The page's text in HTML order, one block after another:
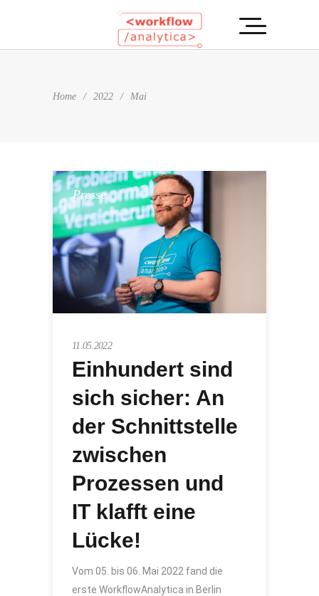
Home / 2022 / Mai
Presse
11.05.2022
Einhundert sind
sich sicher: An
der Schnittstelle
zwischen
Prozessen und
IT klafft eine
Lücke!
Vom 05. bis 06. Mai 2022 fand die
erste WorkflowAnalytica in Berlin